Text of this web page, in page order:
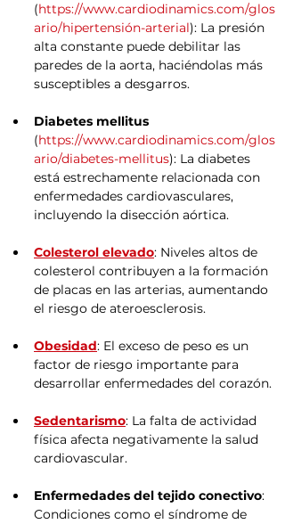
(https://www.cardiodinamics.com/glos
ario/hipertensión-arterial): La presión
alta constante puede debilitar las
paredes de la aorta, haciéndolas más
susceptibles a desgarros.
Diabetes mellitus
(https://www.cardiodinamics.com/glos
ario/diabetes-mellitus): La diabetes
está estrechamente relacionada con
enfermedades cardiovasculares,
incluyendo la disección aórtica.
Colesterol elevado: Niveles altos de
colesterol contribuyen a la formación
de placas en las arterias, aumentando
el riesgo de ateroesclerosis.
Obesidad: El exceso de peso es un
factor de riesgo importante para
desarrollar enfermedades del corazón.
Sedentarismo: La falta de actividad
física afecta negativamente la salud
cardiovascular.
Enfermedades del tejido conectivo:
Condiciones como el síndrome de